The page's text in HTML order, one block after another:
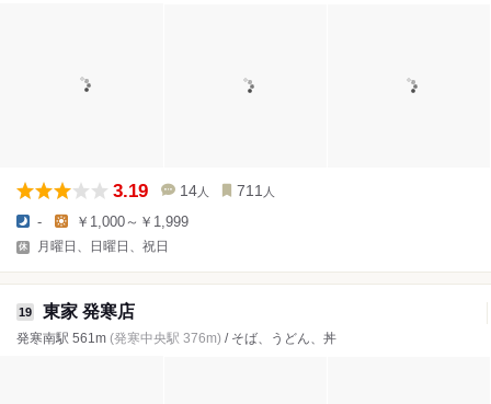
3.19 14 人 711 人
- ￥1,000～￥1,999
月曜日、日曜日、祝日
19 東家 発寒店
発寒南駅 561m (発寒中央駅 376m) / そば、うどん、丼